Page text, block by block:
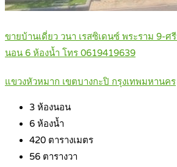
ขายบ้านเดี่ยว วนา เรสซิเดนซ์ พระราม 9-
นอน 6 ห้องน้ำ โทร 0619419639
แขวงหัวหมาก เขตบางกะปิ กรุงเทพมหานคร
3 ห้องนอน
6 ห้องน้ำ
420 ตารางเมตร
56 ตารางวา